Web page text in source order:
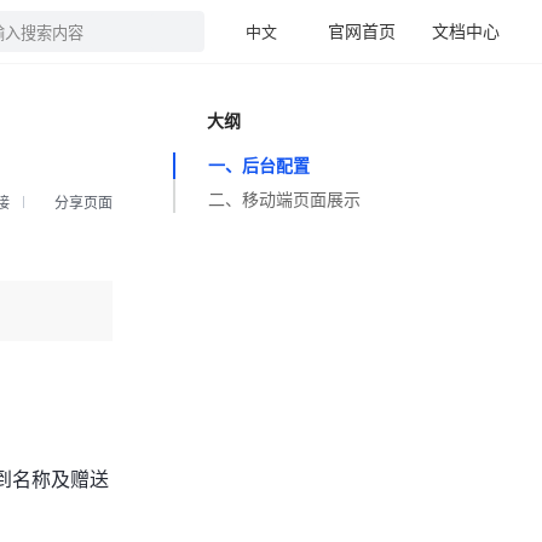
分享页面
名称及赠送
入搜索内容 中文 官网首页 文档中心
大纲
一、后台配置
二、移动端页面展示